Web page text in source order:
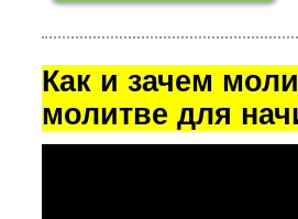
Как и зачем
молитве для